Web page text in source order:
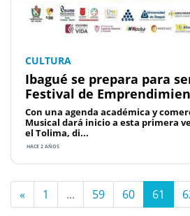
CULTURA
Ibagué se prepara para
Festival de
Con una agenda académica y
Musical dará inicio a esta primera
el Tolima, di...
HACE 2 AÑOS
« 1 ... 59 60 61